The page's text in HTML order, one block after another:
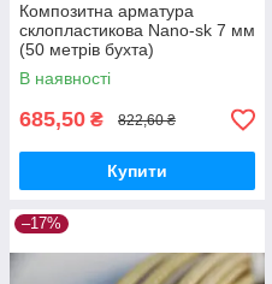
Композитна арматура
склопластикова Nano-sk 7 мм
(50 метрів бухта)
В наявності
685,50 ₴ 822,60 ₴
Купити
–17%